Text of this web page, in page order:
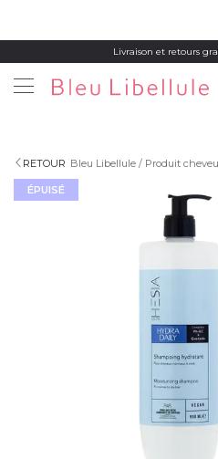
Livraison et retours
RETOUR Bleu Libellule Produit
ÉPUISÉ